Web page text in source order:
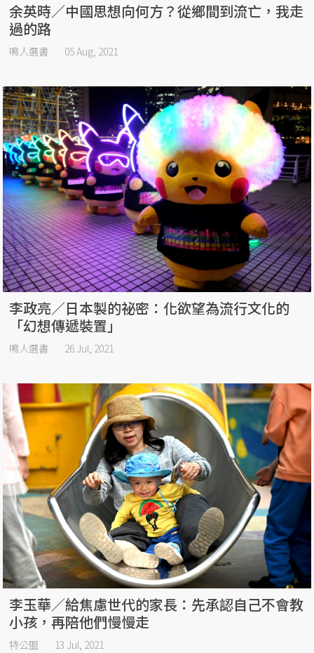
余英時／中國思想向何方？從鄉間到流亡，我走
過的路
鳴人選書 05 Aug, 2021
李政亮／日本製的祕密：化欲望為流行文化的
「幻想傳遞裝置」
鳴人選書 26 Jul, 2021
李玉華／給焦慮世代的家長：先承認自己不會教
小孩，再陪他們慢慢走
特公盟 13 Jul, 2021